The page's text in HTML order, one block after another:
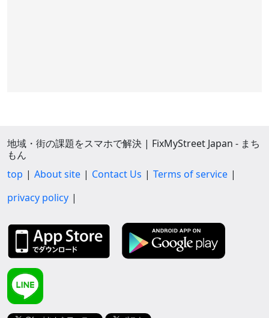
地域・街の課題をスマホで解決 | FixMyStreet Japan - まち
もん
top
About site Contact Us
Terms of service
privacy policy